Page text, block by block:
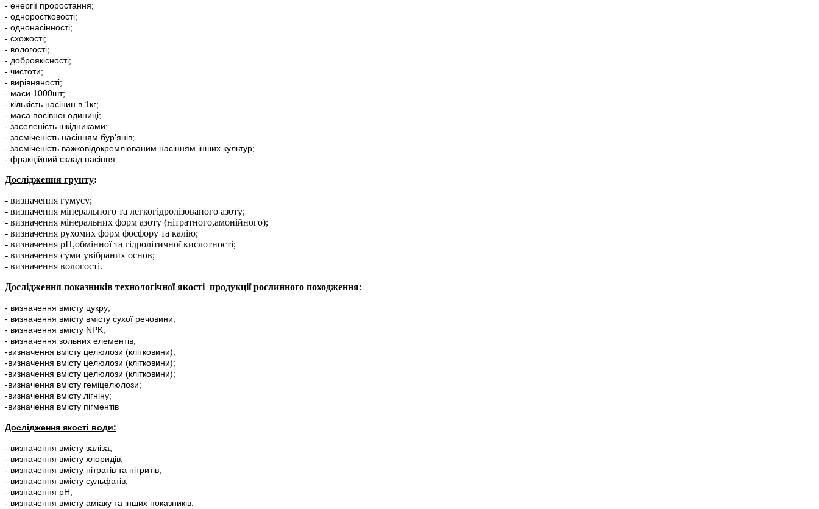
- енергії проростання;
- одноростковості;
- однонасінності;
- схожості;
- вологості;
- доброякісності;
- чистоти;
- вирівняності;
- маси 1000шт;
- кількість насінин в 1кг;
- маса посівної одиниці;
- заселеність шкідниками;
- засміченість насінням бур’янів;
- засміченість важковідокремлюваним насінням інших культур;
- фракційний склад насіння.
Дослідження грунту:
- визначення гумусу;
- визначення мінерального та легкогідролізованого азоту;
- визначення мінеральних форм азоту (нітратного,амонійного);
- визначення рухомих форм фосфору та калію;
- визначення рH,обмінної та гідролітичної кислотності;
- визначення суми увібраних основ;
- визначення вологості.
Дослідження показників технологічної якості продукції рослинного походження:
- визначення вмісту цукру;
- визначення вмісту вмісту сухої речовини;
- визначення вмісту NPK;
- визначення зольних елементів;
-визначення вмісту целюлози (клітковини);
-визначення вмісту целюлози (клітковини);
-визначення вмісту целюлози (клітковини);
-визначення вмісту геміцелюлози;
-визначення вмісту лігніну;
-визначення вмісту пігментів
Дослідження якості води:
- визначення вмісту заліза;
- визначення вмісту хлоридів;
- визначення вмісту нітратів та нітритів;
- визначення вмісту сульфатів;
- визначення рH;
- визначення вмісту аміаку та інших показників.